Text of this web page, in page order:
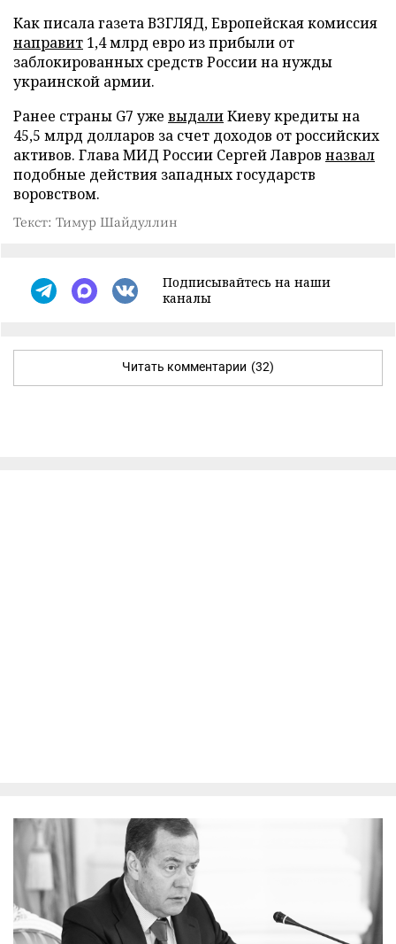
Как писала газета ВЗГЛЯД, Европейская комиссия
направит 1,4 млрд евро из прибыли от
заблокированных средств России на нужды
украинской армии.
Ранее страны G7 уже выдалиКиеву кредиты на
45,5 млрд долларов за счет доходов от российских
активов. Глава МИД России Сергей Лавров назвал
подобные действия западных государств
воровством.
Текст: Тимур Шайдуллин
Подписывайтесь на наши
каналы
Читать комментарии (32)